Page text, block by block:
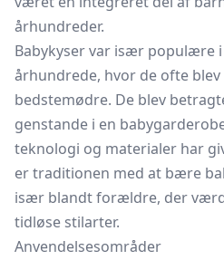
århundreder.
Babykyser var især populære i
århundrede, hvor de ofte
bedstemødre. De blev
genstande i en
teknologi og materialer har
er traditionen med at bære
især blandt forældre, der
tidløse stilarter.
Anvendelsesområder